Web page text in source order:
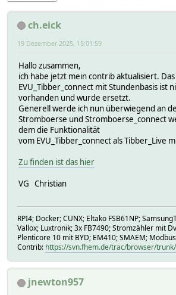
ch.eick
19 Dezember 2025, 15:01:59
Hallo zusammen,
ich habe jetzt mein contrib aktualisiert.
EVU_Tibber_connect mit Stundenbasis ist
vorhanden und wurde ersetzt.
Generell werde ich nun überwiegend an
Stromboerse und Stromboerse_connect
dem die Funktionalität
vom EVU_Tibber_connect als Tibber_Live
Zu finden ist das hier
VG Christian
RPI4; Docker; CUNX; Eltako FSB61NP;
Vallox; Luxtronik; 3x FB7490; Stromzähler mit
Plenticore 10 mit BYD; EM410; SMAEM;
Contrib: https://svn.fhem.de/trac/browser/
jnewton957